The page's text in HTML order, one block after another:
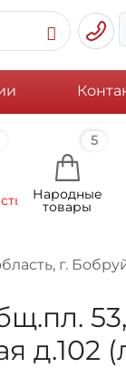
5
Народные
товары
г.
д.102